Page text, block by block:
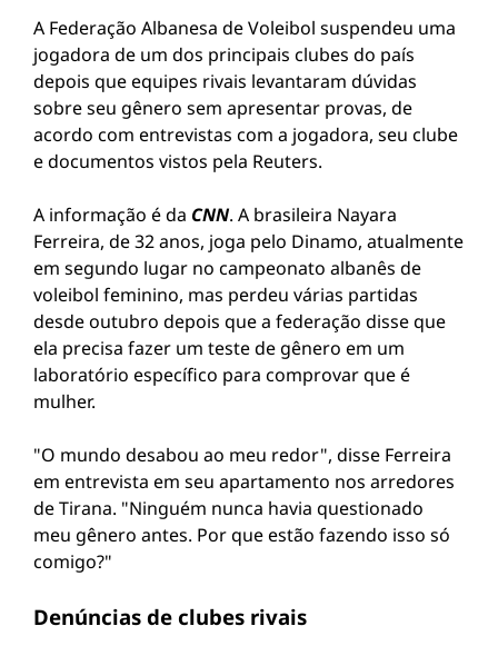
A Federação Albanesa de Voleibol suspendeu uma
jogadora de um dos principais clubes do país
depois que equipes rivais levantaram dúvidas
sobre seu gênero sem apresentar provas, de
acordo com entrevistas com a jogadora, seu clube
e documentos vistos pela Reuters.
A informação é da CNN. A brasileira Nayara
Ferreira, de 32 anos, joga pelo Dinamo, atualmente
em segundo lugar no campeonato albanês de
voleibol feminino, mas perdeu várias partidas
desde outubro depois que a federação disse que
ela precisa fazer um teste de gênero em um
laboratório específico para comprovar que é
mulher.
"O mundo desabou ao meu redor", disse Ferreira
em entrevista em seu apartamento nos arredores
de Tirana. "Ninguém nunca havia questionado
meu gênero antes. Por que estão fazendo isso só
comigo?"
Denúncias de clubes rivais